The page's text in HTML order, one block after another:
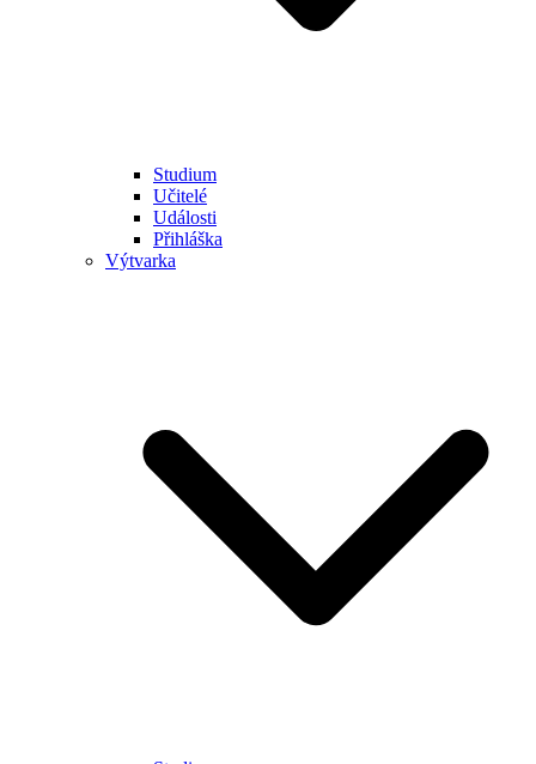
Studium
Učitelé
Události
Přihláška
Výtvarka